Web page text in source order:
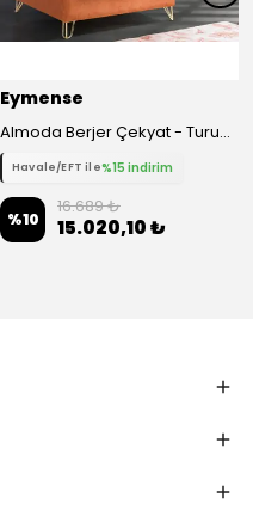
Eymense
Almoda Berjer Çekyat - Turuncu
Havale/EFT ile%15 indirim
%10
16.689 ₺
15.020,10 ₺